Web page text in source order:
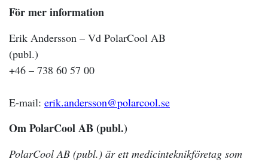
För mer information
Erik Andersson – Vd PolarCool AB
(publ.)
+46 – 738 60 57 00
E-mail: erik.andersson@polarcool.se
Om PolarCool AB (publ.)
PolarCool AB (publ.) är ett medicinteknikföretag som